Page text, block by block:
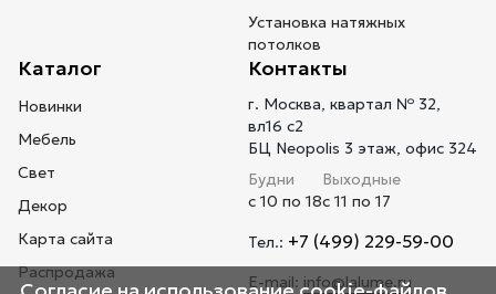
Установка натяжных
потолков
Каталог
Новинки
Мебель
Свет
Декор
Карта сайта
Распродажа
Контакты
г. Москва, квартал № 32,
вл16 с2
БЦ Neopolis 3 этаж, офис 324
Будни
с 10 по 18
Выходные
с 11 по 17
Тел.: +7 (499) 229-59-00
E-mail: info@lalume.ru